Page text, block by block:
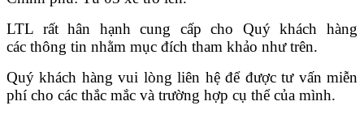
LTL rất hân hạnh cung cấp cho Quý khách hàng
các thông tin nhằm mục đích tham khảo như trên.
Quý khách hàng vui lòng liên hệ để được tư vấn miễn
phí cho các thắc mắc và trường hợp cụ thể của mình.